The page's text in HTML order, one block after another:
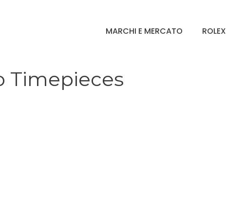
MARCHI E MERCATO ROLEX
Timepieces